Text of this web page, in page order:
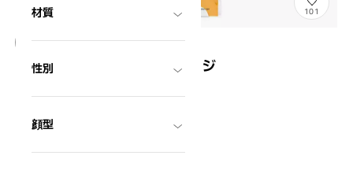
材質
性別
顔型
101
盲導犬チャリティーピンバッジ
¥700